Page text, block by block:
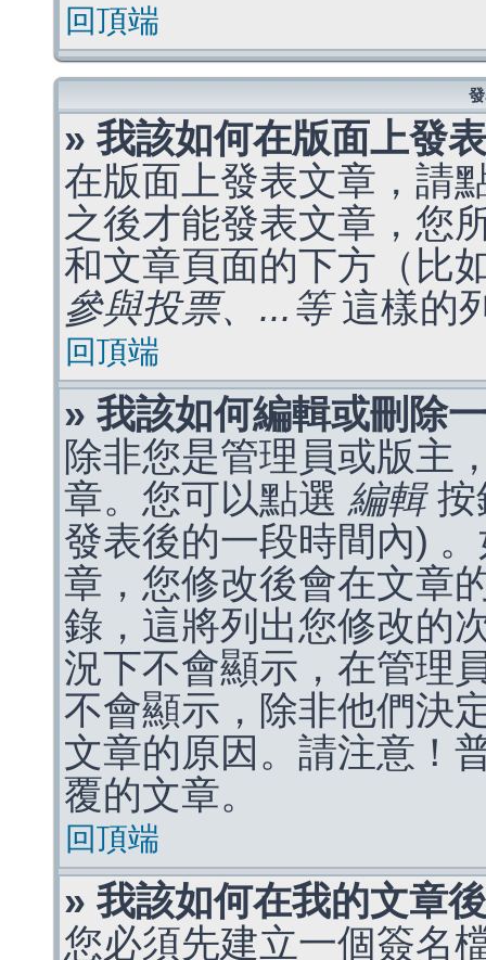
回頂端
» 我該如何在版面上發
在版面上發表文章，請
之後才能發表文章，您
和文章頁面的下方（比
參與投票、...等這樣的
回頂端
» 我該如何編輯或刪除
除非您是管理員或版主
章。您可以點選 編輯按
發表後的一段時間內)
章，您修改後會在文章
錄，這將列出您修改的
況下不會顯示，在管理
不會顯示，除非他們決
文章的原因。請注意！
覆的文章。
回頂端
» 我該如何在我的文章
您必須先建立一個簽名